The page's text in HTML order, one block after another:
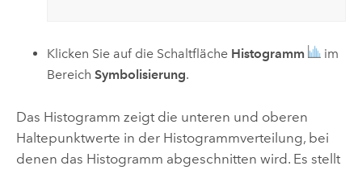
Klicken Sie auf die Schaltfläche Histogramm
im
BereichSymbolisierung.
Das Histogramm zeigt die unteren und oberen
Haltepunktwerte in der Histogrammverteilung, bei
denen das Histogramm abgeschnitten wird. Es stellt